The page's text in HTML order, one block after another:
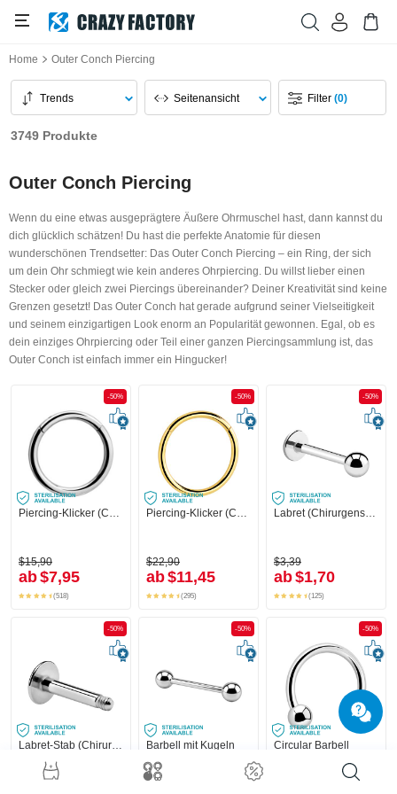
Home Outer Conch Piercing
Trends Seitenansicht Filter(0)
3749 Produkte
Outer Conch Piercing
Wenn du eine etwas ausgeprägtere Äußere Ohrmuschel hast, dann kannst du
dich glücklich schätzen! Du hast die perfekte Anatomie für diesen
wunderschönen Trendsetter: Das Outer Conch Piercing – ein Ring, der sich
um dein Ohr schmiegt wie kein anderes Ohrpiercing. Du willst lieber einen
Stecker oder gleich zwei Piercings übereinander? Deiner Kreativität sind keine
Grenzen gesetzt! Das Outer Conch hat gerade aufgrund seiner Vielseitigkeit
und seinem einzigartigen Look enorm an Popularität gewonnen. Egal, ob es
dein einziges Ohrpiercing oder Teil einer ganzen Piercingsammlung ist, das
Outer Conch ist einfach immer ein Hingucker!
-50%
Piercing-Klicker (Chirurgenstahl, silber, glänzend)
$15,90
ab$7,95
(518)
-50%
Piercing-Klicker (Chirurgenstahl, gold, glänzend)
$22,90
ab$11,45
(295)
-50%
Labret (Chirurgenstahl, silber, glänzend)
$3,39
ab$1,70
(125)
-50% -50%
Barbell mit Kugeln
-50%
Circular Barbell